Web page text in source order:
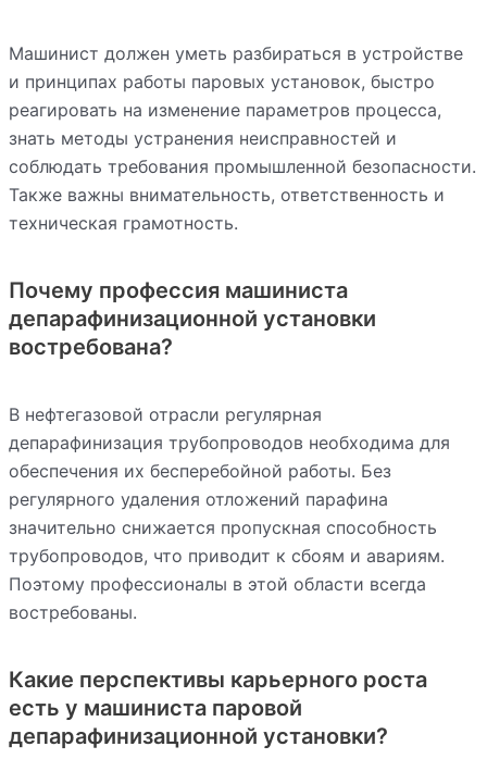
Машинист должен уметь разбираться в устройстве
и принципах работы паровых установок, быстро
реагировать на изменение параметров процесса,
знать методы устранения неисправностей и
соблюдать требования промышленной безопасности.
Также важны внимательность, ответственность и
техническая грамотность.
Почему профессия машиниста
депарафинизационной установки
востребована?
В нефтегазовой отрасли регулярная
депарафинизация трубопроводов необходима для
обеспечения их бесперебойной работы. Без
регулярного удаления отложений парафина
значительно снижается пропускная способность
трубопроводов, что приводит к сбоям и авариям.
Поэтому профессионалы в этой области всегда
востребованы.
Какие перспективы карьерного роста
есть у машиниста паровой
депарафинизационной установки?